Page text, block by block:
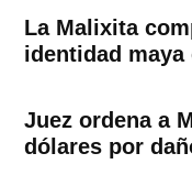
La Malixita
identidad maya
Juez ordena a
dólares por